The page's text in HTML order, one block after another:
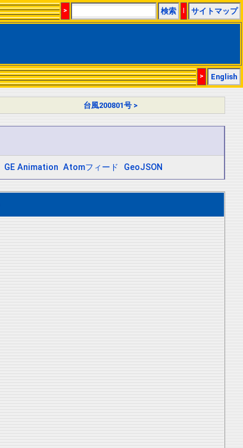
> 検索 | サイトマップ
> English
台風200801号 >
GE Animation Atomフィード GeoJSON